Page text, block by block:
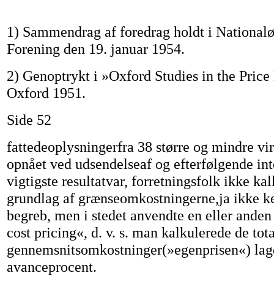
1) Sammendrag af foredrag holdt i
Forening den 19. januar 1954.
2) Genoptrykt i »Oxford Studies in the Price
Oxford 1951.
Side 52
fattedeoplysningerfra 38 større og mindre
opnået ved udsendelseaf og efterfølgende
vigtigste resultatvar, forretningsfolk ikke
grundlag af grænseomkostningerne,ja ikke
begreb, men i stedet anvendte en eller
cost pricing«, d. v. s. man kalkulerede de
gennemsnitsomkostninger(»egenprisen«)
avanceprocent.